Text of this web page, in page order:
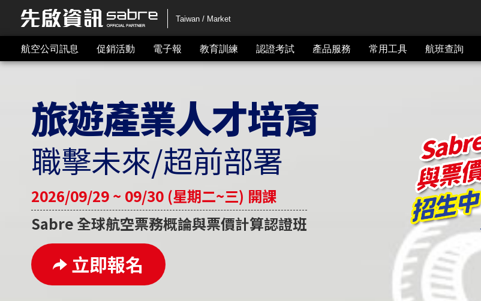
Taiwan / Market
航空公司訊息 促銷活動 電子報 教育訓練 認證考試 產品服務 常用工具 航班查詢
旅遊產業人才培育
職擊未來/超前部署
2026/09/29 ~ 09/30 (星期二~三) 開課
Sabre 全球航空票務概論與票價計算認證班
立即報名